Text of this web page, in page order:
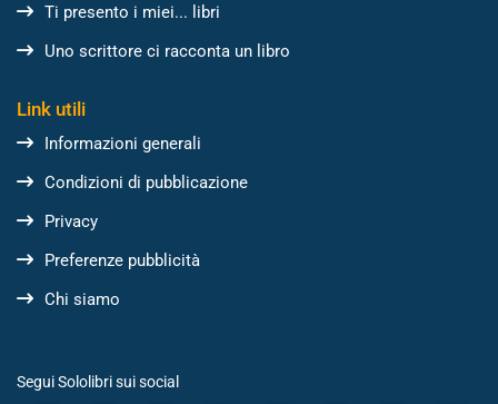
Ti presento i miei... libri
Uno scrittore ci racconta un libro
Link utili
Informazioni generali
Condizioni di pubblicazione
Privacy
Preferenze pubblicità
Chi siamo
Segui Sololibri sui social